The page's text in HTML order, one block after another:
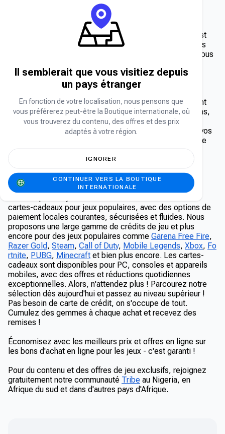
Chez Carry1st Shop, nous pensons que le jeu vidéo n'est
pas qu'un loisir, c'est un style de vie. C'est pourquoi nous
avons sélectionné une sélection de bons d'achat pour vous
Que sont les bons d'achat de cartes-cadeaux de jeu ?
Les bons d'achat sont des codes numériques permettant
d'obtenir divers contenus de jeu, tels que des extensions,
de la monnaie ou des crédits de jeu, ainsi que des
abonnements. Grâce à eux, accédez instantanément à vos
jeux et contenus préférés sans quitter votre domicile. De
plus, ils constituent d'excellents cadeaux pour tous les
joueurs de votre entourage.
Bons de jeu populaires
cartes-cadeaux pour jeux populaires, avec des options de
paiement locales courantes, sécurisées et fluides. Nous
proposons une large gamme de crédits de jeu et plus
encore pour des jeux populaires comme Garena Free Fire,
Razer Gold, Steam, Call of Duty, Mobile Legends, Xbox, Fo
rtnite, PUBG, Minecraft et bien plus encore. Les cartes-
cadeaux sont disponibles pour PC, consoles et appareils
mobiles, avec des offres et réductions quotidiennes
exceptionnelles. Alors, n'attendez plus ! Parcourez notre
sélection dès aujourd'hui et passez au niveau supérieur !
Pas besoin de carte de crédit, on s'occupe de tout.
Cumulez des gemmes à chaque achat et recevez des
remises !
Économisez avec les meilleurs prix et offres en ligne sur
les bons d'achat en ligne pour les jeux - c'est garanti !
Pour du contenu et des offres de jeu exclusifs, rejoignez
gratuitement notre communauté Tribe au Nigeria, en
Afrique du sud et dans d'autres pays d'Afrique.
Il semblerait que vous visitiez depuis
un pays étranger
En fonction de votre localisation, nous pensons que
vous préférerez peut-être la Boutique internationale, où
vous trouverez du contenu, des offres et des prix
adaptés à votre région.
IGNORER
CONTINUER VERS LA BOUTIQUE
INTERNATIONALE